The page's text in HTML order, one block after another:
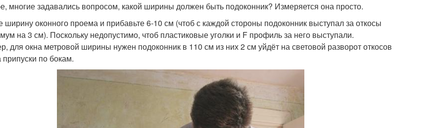
многие задавались вопросом, какой ширины должен быть подоконник? Измеряется она просто.
ширину оконного проема и прибавьте 6-10 см (чтоб с каждой стороны подоконник выступал за откосы
на 3 см). Поскольку недопустимо, чтоб пластиковые уголки и F профиль за него выступали.
для окна метровой ширины нужен подоконник в 110 см из них 2 см уйдёт на световой разворот откосов
по бокам.